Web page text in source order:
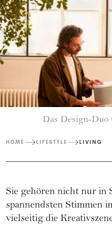
Das Design-Duo
HOME LIFESTYLE LIVING
Sie gehören nicht nur in
spannendsten Stimmen
vielseitig die